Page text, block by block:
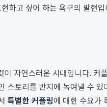
하고 싶어 하는 욕구의 발현
자연스러운 시대입니다.
스토리를 반지에 녹여낼 수
특별한 커플링에 대한 수요가